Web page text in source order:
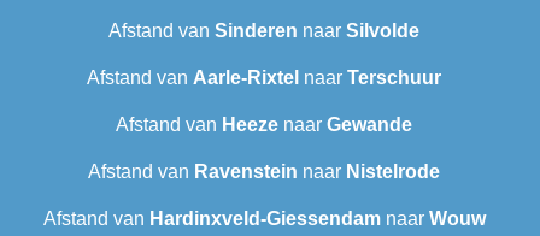
Afstand van Sinderen naar Silvolde
Afstand van Aarle-Rixtel naar Terschuur
Afstand van Heeze naar Gewande
Afstand van Ravenstein naar Nistelrode
Afstand van Hardinxveld-Giessendamnaar Wouw